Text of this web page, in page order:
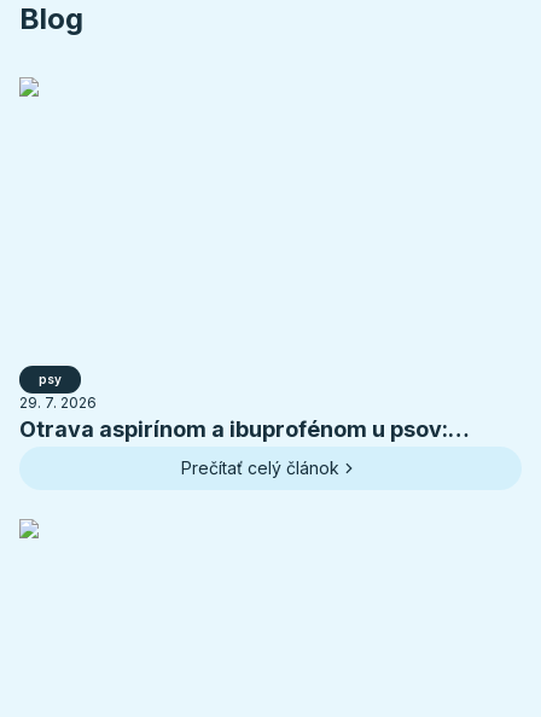
Blog
psy
29. 7. 2026
Otrava aspirínom a ibuprofénom u psov:
príznaky, toxické dávky a prvá pomoc
Prečítať celý článok